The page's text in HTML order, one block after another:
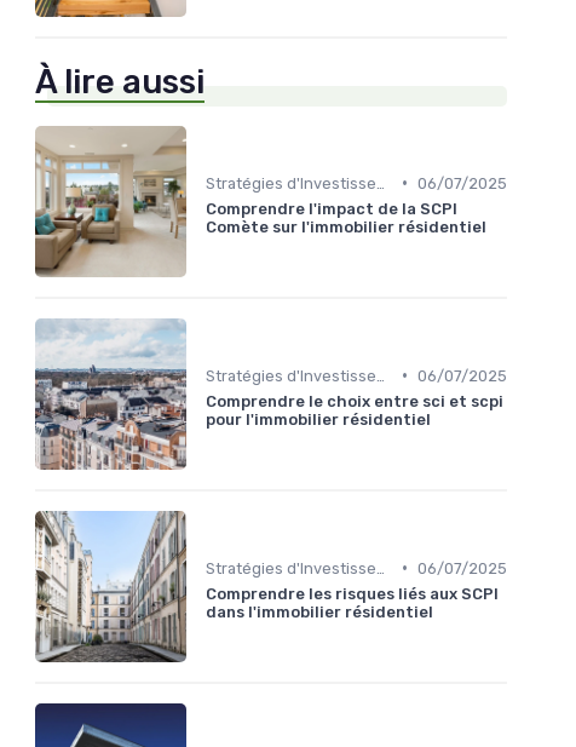
À lire aussi
• 06/07/2025
Comprendre l'impact de la SCPI
Comète sur l'immobilier résidentiel
• 06/07/2025
Comprendre le choix entre sci et scpi
pour l'immobilier résidentiel
• 06/07/2025
Comprendre les risques liés aux SCPI
dans l'immobilier résidentiel